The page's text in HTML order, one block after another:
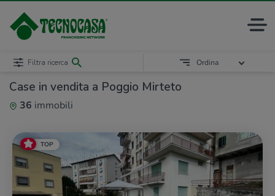
Case in vendita a Poggio Mirteto
36 immobili
Filtra ricerca Ordina
TOP